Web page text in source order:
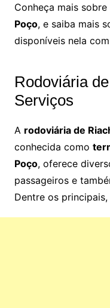
Conheça mais sobre
Poço, e saiba mais
disponíveis nela
Rodoviária
Serviços
A rodoviária de
conhecida como
Poço, oferece
passageiros e
Dentre os